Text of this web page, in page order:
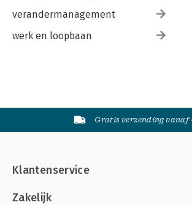
verandermanagement
werk en loopbaan
Gratis verzending vanaf
Klantenservice
Zakelijk